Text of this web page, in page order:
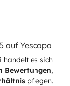
auf Yescapa
handelt es sich
Bewertungen,
pflegen.